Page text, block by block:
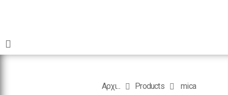
Αρχι... Products mica